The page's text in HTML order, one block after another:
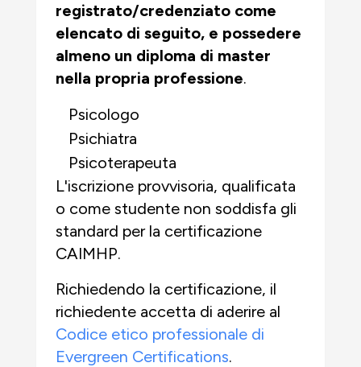
registrato/credenziato come
elencato di seguito, e possedere
almeno un diploma di master
nella propria professione.
Psicologo
Psichiatra
Psicoterapeuta
L'iscrizione provvisoria, qualificata
o come studente non soddisfa gli
standard per la certificazione
CAIMHP.
Richiedendo la certificazione, il
richiedente accetta di aderire al
Codice etico professionale di
Evergreen Certifications.